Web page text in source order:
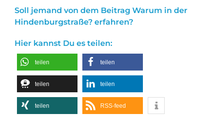
Soll jemand von dem Beitrag Warum in der
Hindenburgstraße? erfahren?
Hier kannst Du es teilen:
teilen teilen
teilen teilen
teilen RSS-feed